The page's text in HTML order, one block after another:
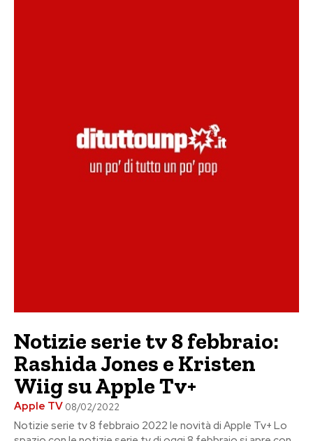
Notizie serie tv 8 febbraio:
Rashida Jones e Kristen
Wiig su Apple Tv+
Apple TV 08/02/2022
Notizie serie tv 8 febbraio 2022 le novità di Apple Tv+ Lo